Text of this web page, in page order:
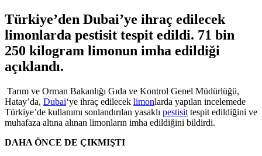
Türkiye’den Dubai’ye ihraç edilecek
limonlarda pestisit tespit edildi. 71 bin
250 kilogram limonun imha edildiği
açıklandı.
Tarım ve Orman Bakanlığı Gıda ve Kontrol Genel Müdürlüğü,
Hatay’da, Dubai‘ye ihraç edilecek limonlarda yapılan incelemede
Türkiye’de kullanımı sonlandırılan yasaklı pestisit tespit edildiğini ve
muhafaza altına alınan limonların imha edildiğini bildirdi.
DAHA ÖNCE DE ÇIKMIŞTI